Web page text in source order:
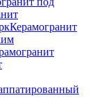
Керамогранит